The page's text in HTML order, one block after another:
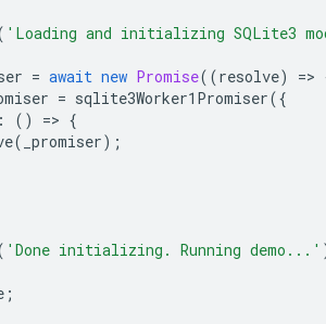
'Loading and initializing SQLite3
= await new Promise((resolve) =>
= sqlite3Worker1Promiser({
: () => {
( _promiser);
'Done initializing. Running demo...'
;